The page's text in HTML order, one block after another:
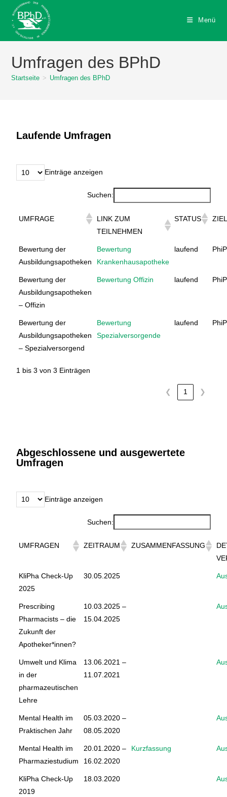
Menü
Umfragen des BPhD
Startseite > Umfragen des BPhD
Laufende Umfragen
Einträge anzeigen
Suchen:
UMFRAGE
LINK ZUM
TEILNEHMEN
STATUS
Bewertung der
Ausbildungsapotheken
Bewertung
Krankenhausapotheke
laufend
Bewertung der
Ausbildungsapotheken
– Offizin
Bewertung Offizin laufend
Bewertung der
Ausbildungsapotheken
– Spezialversorgend
Bewertung
Spezialversorgende
laufend
1 bis 3 von 3 Einträgen
❮ 1 ❯
Abgeschlossene und ausgewertete
Umfragen
Einträge anzeigen
Suchen:
UMFRAGEN ZEITRAUM ZUSAMMENFASSUNG
KliPha Check-Up
2025
30.05.2025
Prescribing
Pharmacists – die
Zukunft der
Apotheker*innen?
10.03.2025 –
15.04.2025
Umwelt und Klima
in der
pharmazeutischen
Lehre
13.06.2021 –
11.07.2021
Mental Health im
Praktischen Jahr
05.03.2020 –
08.05.2020
Mental Health im
Pharmaziestudium
20.01.2020 –
16.02.2020
Kurzfassung
KliPha Check-Up
2019
18.03.2020